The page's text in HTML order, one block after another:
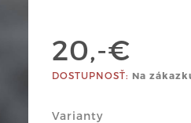
20,-€
DOSTUPNOSŤ: Na
Varianty